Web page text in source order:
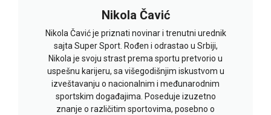
Nikola Čavić
Nikola Čavić je priznati novinar i trenutni urednik
sajta Super Sport. Rođen i odrastao u Srbiji,
Nikola je svoju strast prema sportu pretvorio u
uspešnu karijeru, sa višegodišnjim iskustvom u
izveštavanju o nacionalnim i međunarodnim
sportskim događajima. Poseduje izuzetno
znanje o različitim sportovima, posebno o